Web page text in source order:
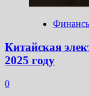
Китайская
2025 году
0